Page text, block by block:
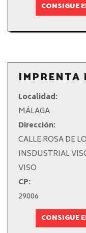
CONSIGUE
IMPRENTA
Localidad:
MÁLAGA
Dirección:
CALLE ROSA DE
INSDUSTRIAL
VISO
CP:
29006
CONSIGUE